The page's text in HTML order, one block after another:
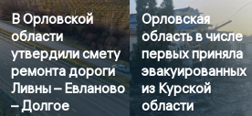
В Орловской
области
утвердили смету
ремонта дороги
Ливны – Евланово
– Долгое
Орловская
область в числе
первых приняла
эвакуированных
из Курской
области